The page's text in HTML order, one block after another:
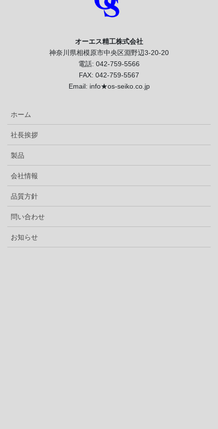
オーエス精工株式会社
神奈川県相模原市中央区淵野辺3-20-20
電話: 042-759-5566
FAX: 042-759-5567
Email: info★os-seiko.co.jp
ホーム
社長挨拶
製品
会社情報
品質方針
問い合わせ
お知らせ